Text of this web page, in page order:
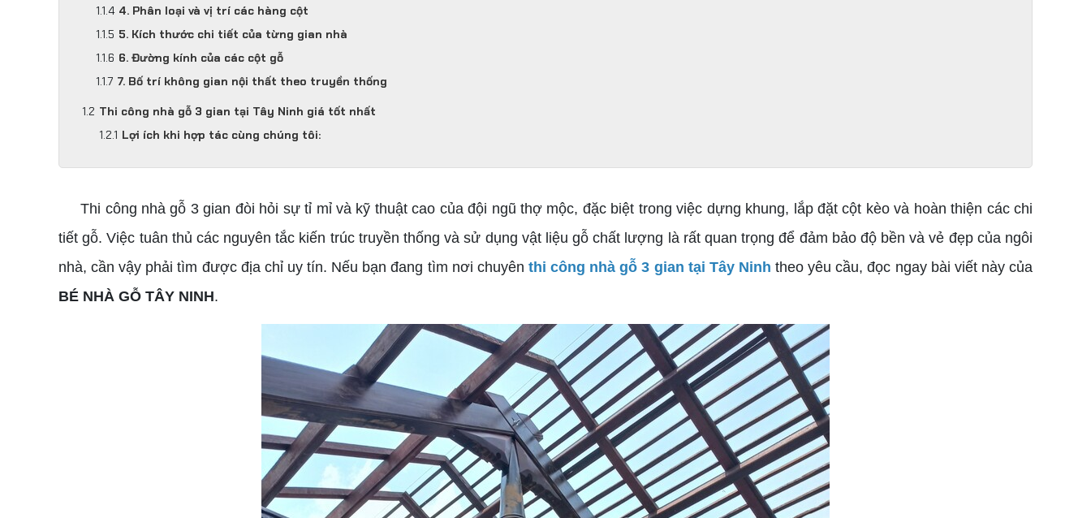
4. Phân loại và vị trí các hàng cột
5. Kích thước chi tiết của từng gian nhà
6. Đường kính của các cột gỗ
7. Bố trí không gian nội thất theo truyền thống
Thi công nhà gỗ 3 gian tại Tây Ninh giá tốt nhất
Lợi ích khi hợp tác cùng chúng tôi:
Thi công nhà gỗ 3 gian đòi hỏi sự tỉ mỉ và kỹ thuật cao của đội ngũ thợ mộc, đặc biệt trong việc dựng khung, lắp đặt cột kèo và hoàn thiện các chi
tiết gỗ. Việc tuân thủ các nguyên tắc kiến trúc truyền thống và sử dụng vật liệu gỗ chất lượng là rất quan trọng để đảm bảo độ bền và vẻ đẹp của ngôi
nhà, cần vậy phải tìm được địa chỉ uy tín. Nếu bạn đang tìm nơi chuyên thi công nhà gỗ 3 gian tại Tây Ninh theo yêu cầu, đọc ngay bài viết này của
BÉ NHÀ GỖ TÂY NINH.